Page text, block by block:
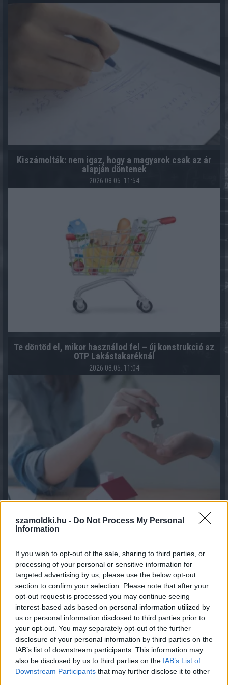
szamoldki.hu - Do Not Process My Personal
Information
If you wish to opt-out of the sale, sharing to third parties, or
processing of your personal or sensitive information for
targeted advertising by us, please use the below opt-out
section to confirm your selection. Please note that after your
opt-out request is processed you may continue seeing
interest-based ads based on personal information utilized by
us or personal information disclosed to third parties prior to
your opt-out. You may separately opt-out of the further
disclosure of your personal information by third parties on the
IAB’s list of downstream participants. This information may
also be disclosed by us to third parties on the IAB’s List of
Downstream Participants that may further disclose it to other
Kiszámolták: nem igaz, hogy a magyarok csak az ár
alapján döntenek
2026.08.05. 11:54
Te döntöd el, mikor használod fel – új konstrukció az
OTP Lakástakaréknál
2026.08.05. 11:04
Több mint négyszeresére nőtt a magyar háztartások
közvetlen részvényvagyona hat év alatt
2026.08.05. 09:52